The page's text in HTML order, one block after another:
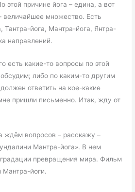
этой причине йога – едина, а вот
величайшее множество. Есть
Тантра-йога, Мантра-йога, Янтра-
направлений.
какие-то вопросы по этой
либо по каким-то другим
ответить на кое-какие
пришли письменно. Итак, жду от
вопросов – расскажу –
Мантра-йога». В нем
превращения мира. Фильм
Мантра-йоги.